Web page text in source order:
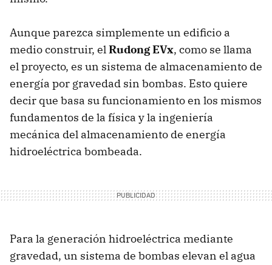
Aunque parezca simplemente un edificio a
medio construir, elRudong EVx, como se llama
el proyecto, es un sistema de almacenamiento de
energía por gravedad sin bombas. Esto quiere
decir que basa su funcionamiento en los mismos
fundamentos de la física y la ingeniería
mecánica del almacenamiento de energía
hidroeléctrica bombeada.
Para la generación hidroeléctrica mediante
gravedad, un sistema de bombas elevan el agua